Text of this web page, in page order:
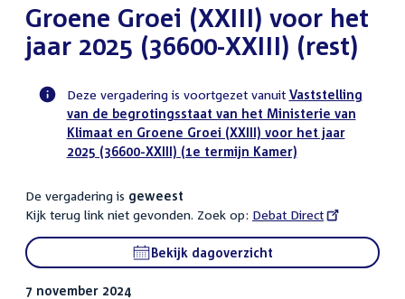
Groene Groei (XXIII) voor het
jaar 2025 (36600-XXIII) (rest)
Voortgangsstatus
plenaire
Deze vergadering is voortgezet vanuit Vaststelling
van de begrotingsstaat van het Ministerie van
Klimaat en Groene Groei (XXIII) voor het jaar
2025 (36600-XXIII) (1e termijn Kamer)
De vergadering is geweest
Kijk terug link niet gevonden. Zoek op: External
link:
Debat Direct
Bekijk dagoverzicht
7 november 2024